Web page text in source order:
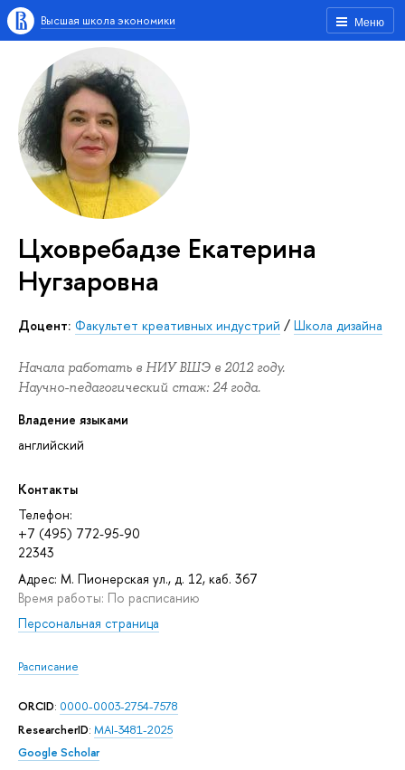
Меню
Высшая школа экономики
Цховребадзе Екатерина
Нугзаровна
Доцент: Факультет креативных индустрий / Школа дизайна
Начала работать в НИУ ВШЭ в 2012 году.
Научно-педагогический стаж: 24 года.
Владение языками
английский
Контакты
Телефон:
+7 (495) 772-95-90
22343
Адрес: М. Пионерская ул., д. 12, каб. 367
Время работы: По расписанию
Персональная страница
Расписание
ORCID: 0000-0003-2754-7578
ResearcherID: MAI-3481-2025
Google Scholar